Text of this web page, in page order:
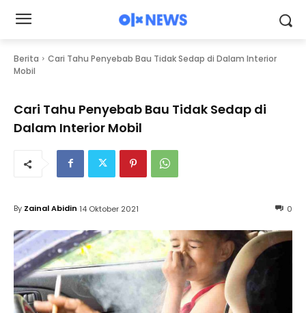
Berita
Cari Tahu Penyebab Bau Tidak Sedap di Dalam Interior
Mobil
Cari Tahu Penyebab Bau Tidak Sedap di
Dalam Interior Mobil
0
By Zainal Abidin 14 Oktober 2021